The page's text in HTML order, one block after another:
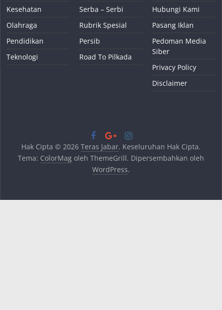
Kesehatan
Olahraga
Pendidikan
Teknologi
Serba – Serbi
Rubrik Spesial
Persib
Road To Pilkada
Hubungi Kami
Pasang Iklan
Pedoman Media
Siber
Privacy Policy
Disclaimer
Hak Cipta © 2026 Teras Jabar. Keseluruhan Hak Cipta.
Tema: ColorMagoleh ThemeGrill. Dipersembahkan oleh
WordPress.